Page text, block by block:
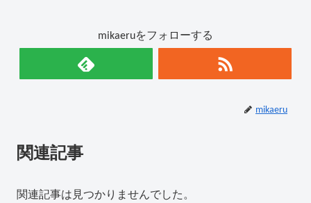
mikaeruをフォローする
mikaeru
関連記事
関連記事は見つかりませんでした。